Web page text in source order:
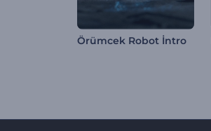
Örümcek Robot İntro